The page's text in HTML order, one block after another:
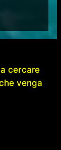
cercare
venga